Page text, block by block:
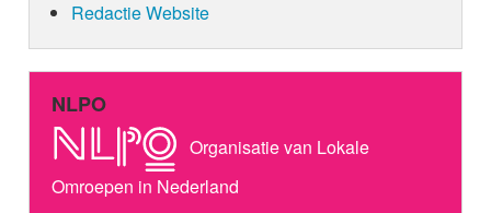
Redactie Website
NLPO
Organisatie van Lokale
Omroepen in Nederland